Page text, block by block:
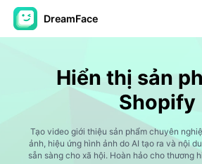
DreamFace
Công cụ trí tuệ nhân tạo
Video hình đại diện
AI Video
Hiển thị sản
Shopify
Tạo video giới thiệu sản phẩm chuyên
ảnh, hiệu ứng hình ảnh do AI tạo ra và nội
sẵn sàng cho xã hội. Hoàn hảo cho thương